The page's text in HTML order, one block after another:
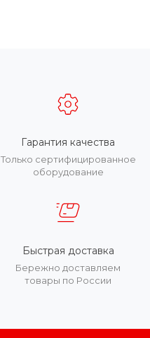
Гарантия качества
Только сертифицированное
оборудование
Быстрая доставка
Бережно доставляем
товары по России